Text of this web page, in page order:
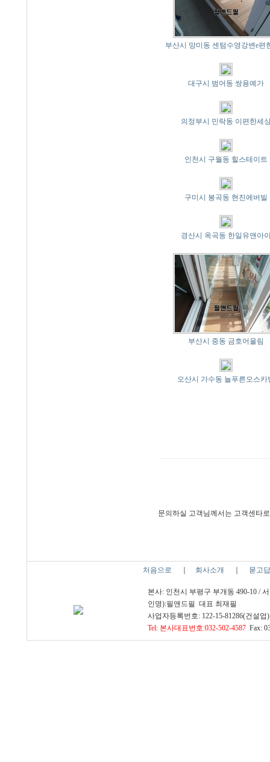
부산시 망미동 센텀수영강변e편
대구시 범어동 쌍용예가
의정부시 민락동 이편한세
인천시 구월동 힐스테이트
구미시 봉곡동 현진에버빌
경산시 옥곡동 한일유앤아
부산시 중동 금호어울림
오산시 가수동 늘푸른오스카
문의하실 고객님께서는 고객센타
처음으로 회사소개 묻고
본사: 인천시 부평구 부개동 490-10 /
인명):필앤드필 대표 최재필
사업자등록번호: 122-15-81286(건설
Tel: 본사대표번호:032-502-4587 Fax: